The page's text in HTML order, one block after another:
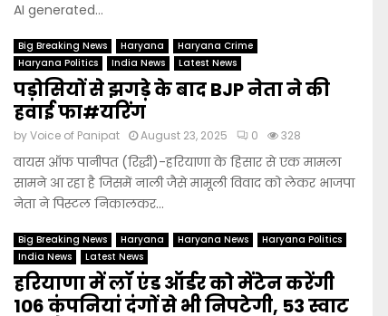
AI generated...
Big Breaking News Haryana
Haryana Crime
Haryana Politics
India News Latest News
पड़ोसियों से झगड़े के बाद BJP नेता ने की
हवाई फा#यरिंग
byVoice of Panipat August 23, 2025 0 328
वायस ऑफ पानीपत (रिद्धी)-हरियाणा के हिसार से एक मामला
सामने आ रहा है जिसमें नाली जैसे मामूली विवाद को लेकर भाजपा
नेता ने पिस्टल निकालकर...
Big Breaking News Haryana Haryana News
Haryana Politics
India News
Latest News
हरियाणा में लॉ एंड ऑर्डर को मेंटेन करेंगी
106 कंपनियां दंगों से भी निपटेगी, 53 स्वाट